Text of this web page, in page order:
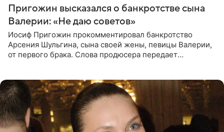
Пригожин высказался о банкротстве сына
Валерии: «Не даю советов»
Иосиф Пригожин прокомментировал банкротство
Арсения Шульгина, сына своей жены, певицы Валерии,
от первого брака. Слова продюсера передает